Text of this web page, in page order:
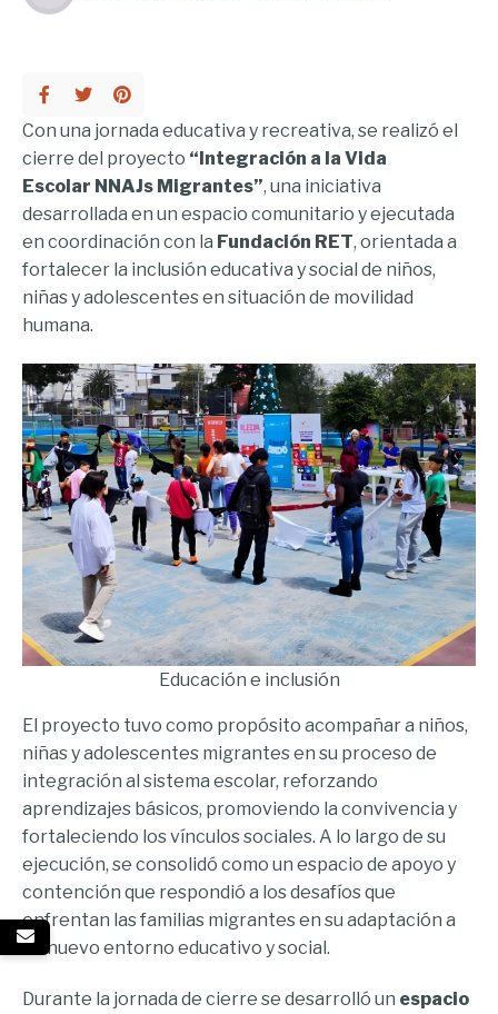
Con una jornada educativa y recreativa, se realizó el
cierre del proyecto “Integración a la Vida
Escolar NNAJs Migrantes”, una iniciativa
desarrollada en un espacio comunitario y ejecutada
en coordinación con la Fundación RET, orientada a
fortalecer la inclusión educativa y social de niños,
niñas y adolescentes en situación de movilidad
humana.
Educación e inclusión
El proyecto tuvo como propósito acompañar a niños,
niñas y adolescentes migrantes en su proceso de
integración al sistema escolar, reforzando
aprendizajes básicos, promoviendo la convivencia y
fortaleciendo los vínculos sociales. A lo largo de su
ejecución, se consolidó como un espacio de apoyo y
contención que respondió a los desafíos que
enfrentan las familias migrantes en su adaptación a
un nuevo entorno educativo y social.
Durante la jornada de cierre se desarrolló un espacio